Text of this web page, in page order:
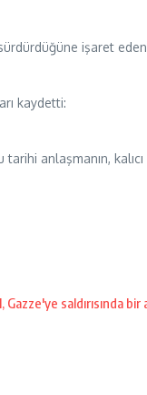
sürdürdüğüne işaret
kaydetti:
anlaşmanın,
Gazze'ye saldırısında